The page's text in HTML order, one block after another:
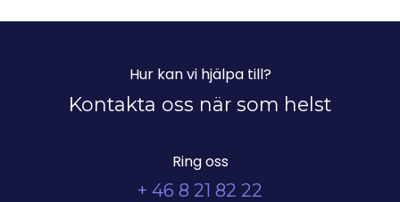
Hur kan vi hjälpa till?
Kontakta oss när som helst
Ring oss
+ 46 8 21 82 22